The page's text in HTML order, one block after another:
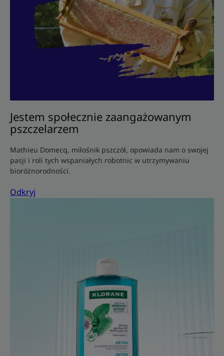
Jestem społecznie zaangażowanym
pszczelarzem
Mathieu Domecq, miłośnik pszczół, opowiada nam o swojej
pasji i roli tych wspaniałych robotnic w utrzymywaniu
bioróżnorodności.
Odkryj